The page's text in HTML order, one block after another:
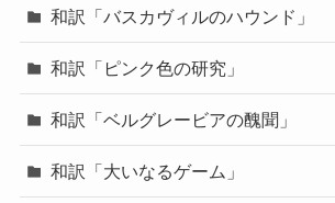
和訳「バスカヴィルのハウンド」
和訳「ピンク色の研究」
和訳「ベルグレービアの醜聞」
和訳「大いなるゲーム」